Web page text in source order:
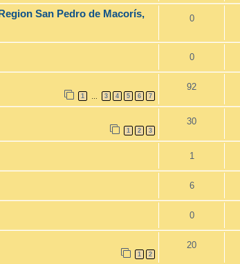
San Pedro de Macorís,
0
0
1 3 4 5 6 7
92
1 2 3
30
1
6
0
1 2
20